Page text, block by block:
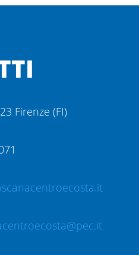
Firenze (FI)